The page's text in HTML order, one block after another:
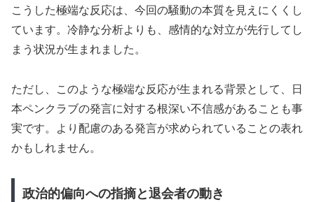
こうした極端な反応は、今回の騒動の本質を見えにくくし
ています。冷静な分析よりも、感情的な対立が先行してし
まう状況が生まれました。
ただし、このような極端な反応が生まれる背景として、日
本ペンクラブの発言に対する根深い不信感があることも事
実です。より配慮のある発言が求められていることの表れ
かもしれません。
政治的偏向への指摘と退会者の動き